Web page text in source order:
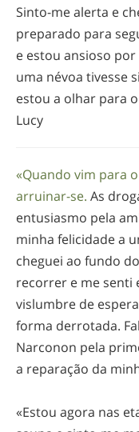
Sinto-mealerta e
preparado para
e estou ansioso por
uma névoa tivesse
estou a olhar para
Lucy
«Quando vim para
arruinar-se. As
entusiasmo pela
minha felicidade a
cheguei ao fundo
recorrer e me senti
vislumbre de
forma derrotada.
Narconon pela
a reparação da
«Estou agora nas